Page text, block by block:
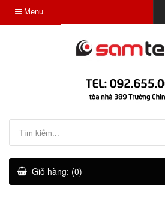
Menu
Giỏ hàng: (0)